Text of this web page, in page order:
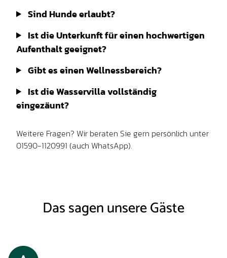
Sind Hunde erlaubt?
Ist die Unterkunft für einen hochwertigen
Aufenthalt geeignet?
Gibt es einen Wellnessbereich?
Ist die Wasservilla vollständig
eingezäunt?
Weitere Fragen? Wir beraten Sie gern persönlich unter
01590-1120991 (auch WhatsApp).
Das sagen unsere Gäste